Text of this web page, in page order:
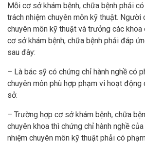
Mỗi cơ sở khám bệnh, chữa bệnh phải
trách nhiệm chuyên môn kỹ thuật. Người
chuyên môn kỹ thuật và trưởng các khoa
cơ sở khám bệnh, chữa bệnh phải đáp
sau đây:
– Là bác sỹ có chứng chỉ hành nghề có
chuyên môn phù hợp phạm vi hoạt động
sở.
– Trường hợp cơ sở khám bệnh, chữa
chuyên khoa thì chứng chỉ hành nghề
nhiệm chuyên môn kỹ thuật phải có